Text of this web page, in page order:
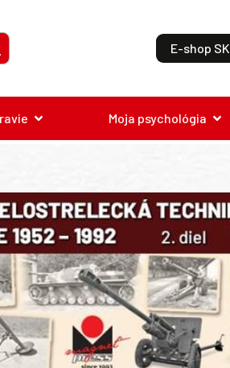
E-shop SK
Moja psychológia